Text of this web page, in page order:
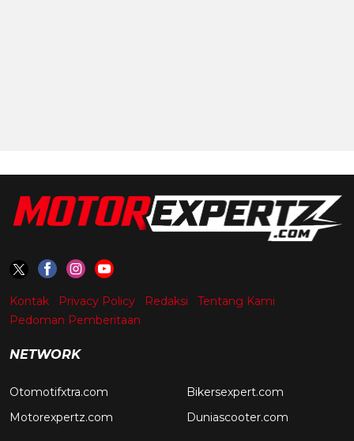
Kontak Privacy Policy Redaksi
Tentang Kami
Pedoman Pemberitaan
NETWORK
Otomotifxtra.com
Motorexpertz.com
Bikersexpert.com
Duniascooter.com